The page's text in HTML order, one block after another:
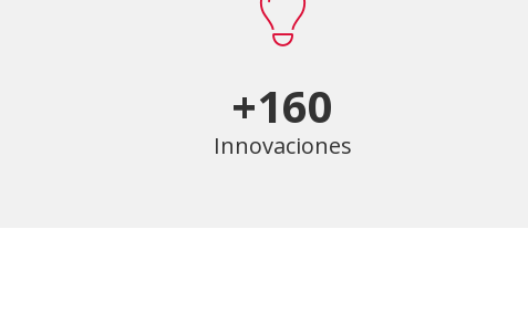
+160
Innovaciones